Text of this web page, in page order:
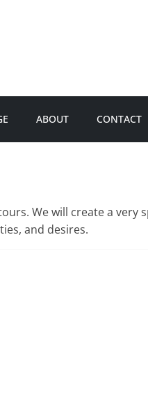
ABOUT CONTACT
We will create a very
and desires.